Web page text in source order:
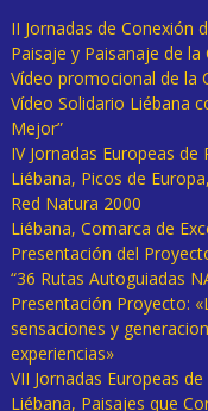
II Jornadas de Conexión
Paisaje y Paisanaje de
Vídeo promocional de la
Vídeo Solidario Liébana
Mejor”
IV Jornadas Europeas
Liébana, Picos de
Red Natura 2000
Liébana, Comarca de
Presentación del
“36 Rutas Autoguiadas
Presentación Proyecto:
sensaciones y
experiencias»
VII Jornadas Europeas
Liébana, Paisajes que